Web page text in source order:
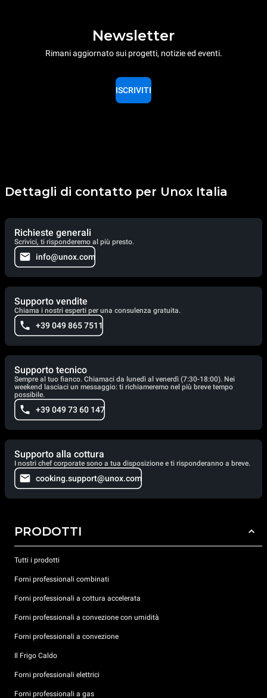
Newsletter
Rimani aggiornato sui progetti, notizie ed eventi.
ISCRIVITI
Dettagli di contatto per Unox Italia
Richieste generali
Scrivici, ti risponderemo al più presto.
info@unox.com
Supporto vendite
Chiama i nostri esperti per una consulenza gratuita.
+39 049 865 7511
Supporto tecnico
Sempre al tuo fianco. Chiamaci da lunedì al venerdì (7:30-18:00). Nei
weekend lasciaci un messaggio: ti richiameremo nel più breve tempo
possibile.
+39 049 73 60 147
Supporto alla cottura
I nostri chef corporate sono a tua disposizione e ti risponderanno a breve.
cooking.support@unox.com
PRODOTTI
Tutti i prodotti
Forni professionali combinati
Forni professionali a cottura accelerata
Forni professionali a convezione con umidità
Forni professionali a convezione
Il Frigo Caldo
Forni professionali elettrici
Forni professionali a gas